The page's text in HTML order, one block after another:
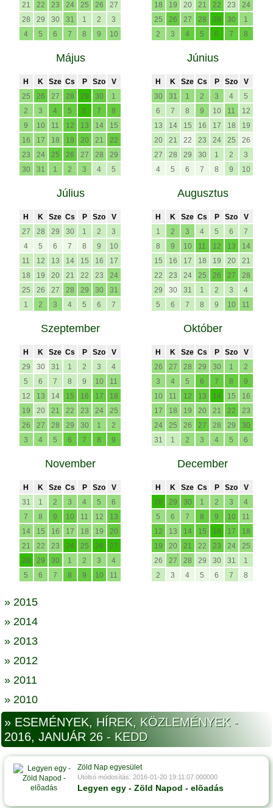
21
22 23 24 25 26
27
28
29 30 31 1 2
3
4
5 6 7 8 9 10
18
19 20 21 22 23
24
25
26 27 28 29 30
1
2
3 4 5 6 7 8
Május
H K Sze Cs P Szo
V
25
26 27 28 29 30
1
2
3 4 5 6 7
8
9
10 11 12 13 14
15
16
17 18 19 20 21
22
23
24 25 26 27 28
29
30
31 1 2 3 4 5
Június
H K Sze Cs P Szo
V
30
31 1 2 3 4
5
6
7 8 9 10 11
12
13
14 15 16 17 18
19
20
21 22 23 24 25
26
27
28 29 30 1 2
3
4
5 6 7 8 9 10
Július
H K Sze Cs P Szo
V
27
28 29 30 1 2
3
4
5 6 7 8 9
10
11
12 13 14 15 16
17
18
19 20 21 22 23
24
25
26 27 28 29 30
31
1
2 3 4 5 6 7
Augusztus
H K Sze Cs P Szo
V
1
2 3 4 5 6
7
8
9 10 11 12 13
14
15
16 17 18 19 20
21
22
23 24 25 26 27
28
29
30 31 1 2 3
4
5
6 7 8 9 10 11
Szeptember
H K Sze Cs P Szo
V
29
30 31 1 2 3
4
5
6 7 8 9 10
11
12
13 14 15 16 17
18
19
20 21 22 23 24
25
26
27 28 29 30 1
2
3
4 5 6 7 8 9
Október
H K Sze Cs P Szo
V
26
27 28 29 30 1
2
3
4 5 6 7 8
9
10
11 12 13 14 15
16
17
18 19 20 21 22
23
24
25 26 27 28 29
30
31
1 2 3 4 5 6
November
H K Sze Cs P Szo
V
31
1 2 3 4 5
6
7
8 9 10 11 12
13
14
15 16 17 18 19
20
21
22 23 24 25 26
27
28
29 30 1 2 3
4
5
6 7 8 9 10 11
December
H K Sze Cs P Szo
V
28
29 30 1 2 3
4
5
6 7 8 9 10
11
12
13 14 15 16 17
18
19
20 21 22 23 24
25
26
27 28 29 30 31
1
2
3 4 5 6 7 8
» 2015
» 2014
» 2013
» 2012
» 2011
» 2010
» ESEMÉNYEK, HÍREK, KÖZLEMÉNYEK -
2016, JANUÁR 26 - KEDD
Zöld Nap egyesület
Utolsó módosítás: 2016-01-20 19:11:07.000000
Legyen egy - Zöld Napod - elõadás